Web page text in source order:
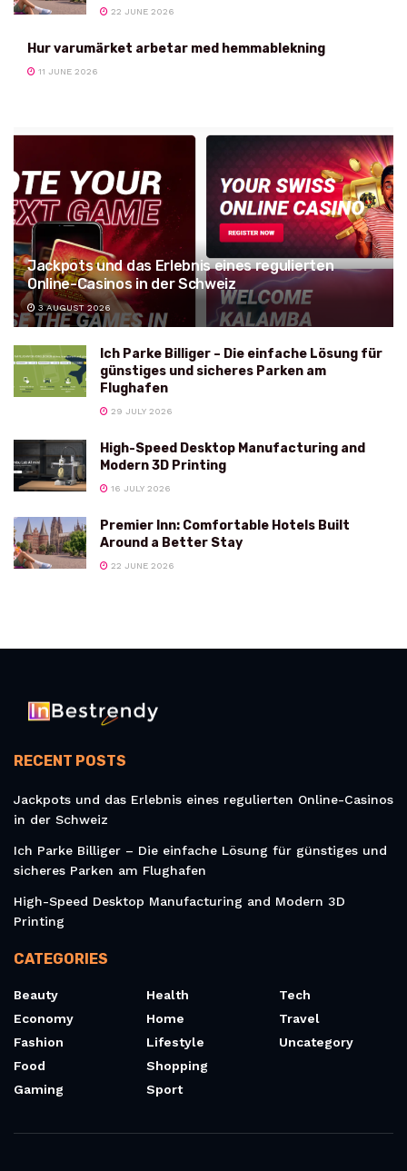
22 JUNE 2026
Hur varumärket arbetar med hemmablekning
11 JUNE 2026
Jackpots und das Erlebnis eines regulierten
Online-Casinos in der Schweiz
3 AUGUST 2026
Ich Parke Billiger – Die einfache Lösung für
günstiges und sicheres Parken am
Flughafen
29 JULY 2026
High-Speed Desktop Manufacturing and
Modern 3D Printing
16 JULY 2026
Premier Inn: Comfortable Hotels Built
Around a Better Stay
22 JUNE 2026
RECENT POSTS
Jackpots und das Erlebnis eines regulierten Online-Casinos
in der Schweiz
Ich Parke Billiger – Die einfache Lösung für günstiges und
sicheres Parken am Flughafen
High-Speed Desktop Manufacturing and Modern 3D
Printing
CATEGORIES
Beauty
Economy
Fashion
Food
Gaming
Health
Home
Lifestyle
Shopping
Sport
Tech
Travel
Uncategory